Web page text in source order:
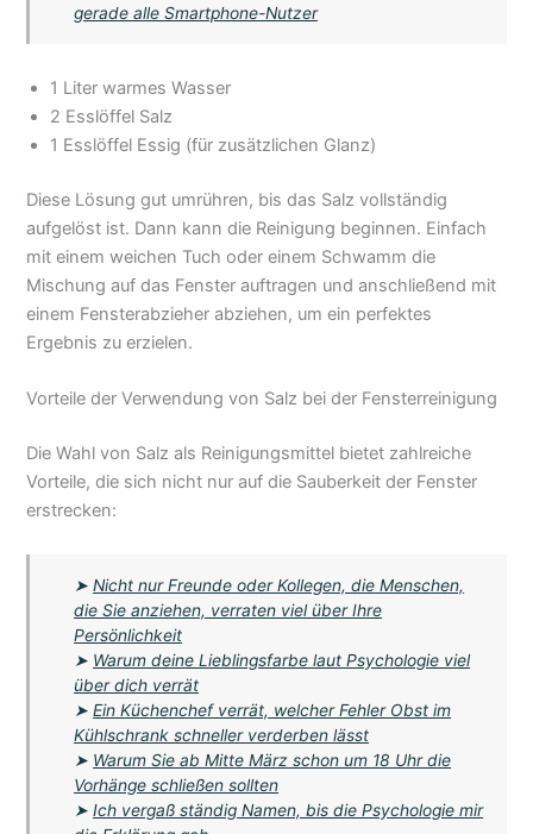
gerade alle Smartphone-Nutzer
1 Liter warmes Wasser
2 Esslöffel Salz
1 Esslöffel Essig (für zusätzlichen Glanz)
Diese Lösung gut umrühren, bis das Salz vollständig
aufgelöst ist. Dann kann die Reinigung beginnen. Einfach
mit einem weichen Tuch oder einem Schwamm die
Mischung auf das Fenster auftragen und anschließend mit
einem Fensterabzieher abziehen, um ein perfektes
Ergebnis zu erzielen.
Vorteile der Verwendung von Salz bei der Fensterreinigung
Die Wahl von Salz als Reinigungsmittel bietet zahlreiche
Vorteile, die sich nicht nur auf die Sauberkeit der Fenster
erstrecken:
➤Nicht nur Freunde oder Kollegen, die Menschen,
die Sie anziehen, verraten viel über Ihre
Persönlichkeit
➤ Warum deine Lieblingsfarbe laut Psychologie viel
über dich verrät
➤Ein Küchenchef verrät, welcher Fehler Obst im
Kühlschrank schneller verderben lässt
➤ Warum Sie ab Mitte März schon um 18 Uhr die
Vorhänge schließen sollten
➤Ich vergaß ständig Namen, bis die Psychologie mir